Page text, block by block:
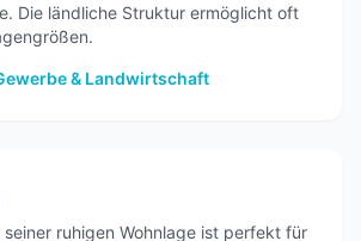
Die ländliche Struktur ermöglicht oft
& Landwirtschaft
ruhigen Wohnlage ist perfekt für